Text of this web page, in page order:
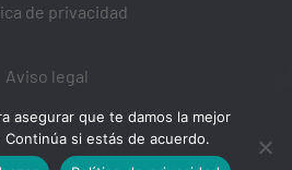
de privacidad
Aviso legal
de Cookies
asegurar que te damos la mejor
si estás de acuerdo.